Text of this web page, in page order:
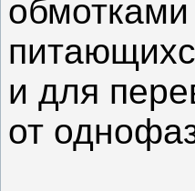
и для
от